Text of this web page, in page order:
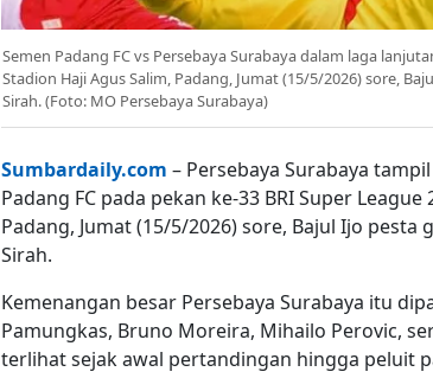
Semen Padang FC vs Persebaya Surabaya dalam laga
Stadion Haji Agus Salim, Padang, Jumat (15/5/2026) sore,
Sirah. (Foto: MO Persebaya Surabaya)
Sumbardaily.com – Persebaya Surabaya
Padang FC pada pekan ke-33 BRI Super
Padang, Jumat (15/5/2026) sore, Bajul Ijo
Sirah.
Kemenangan besar Persebaya Surabaya itu
Pamungkas, Bruno Moreira, Mihailo Perovic,
terlihat sejak awal pertandingan hingga peluit